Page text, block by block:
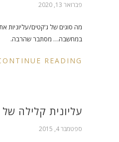
פברואר 13, 2020
מה סוגים של ג'קטים/עליוניות
במחשבה… מסתבר שהרבה.
READING
עליונית קלילה
ספטמבר 4, 2015